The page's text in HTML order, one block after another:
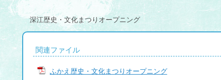
深江歴史・文化まつりオープニング
関連ファイル
ふかえ歴史・文化まつりオープニング